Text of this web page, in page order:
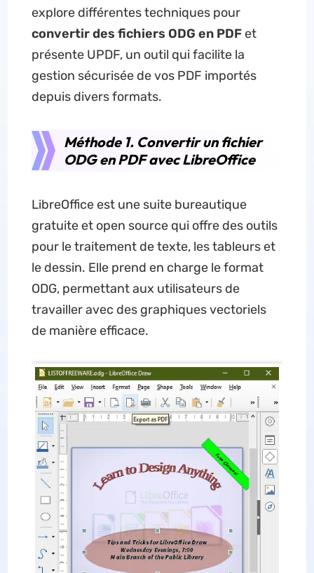
explore différentes techniques pour
convertir des fichiers ODG en PDFet
présente UPDF, un outil qui facilite la
gestion sécurisée de vos PDF importés
depuis divers formats.
Méthode 1. Convertir un fichier
ODG en PDF avec LibreOffice
LibreOffice est une suite bureautique
gratuite et open source qui offre des outils
pour le traitement de texte, les tableurs et
le dessin. Elle prend en charge le format
ODG, permettant aux utilisateurs de
travailler avec des graphiques vectoriels
de manière efficace.